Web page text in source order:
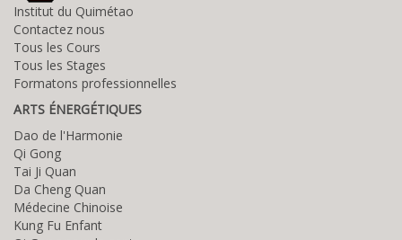
Institut du Quimétao
Contactez nous
Tous les Cours
Tous les Stages
Formatons professionnelles
ARTS ÉNERGÉTIQUES
Dao de l'Harmonie
Qi Gong
Tai Ji Quan
Da Cheng Quan
Médecine Chinoise
Kung Fu Enfant